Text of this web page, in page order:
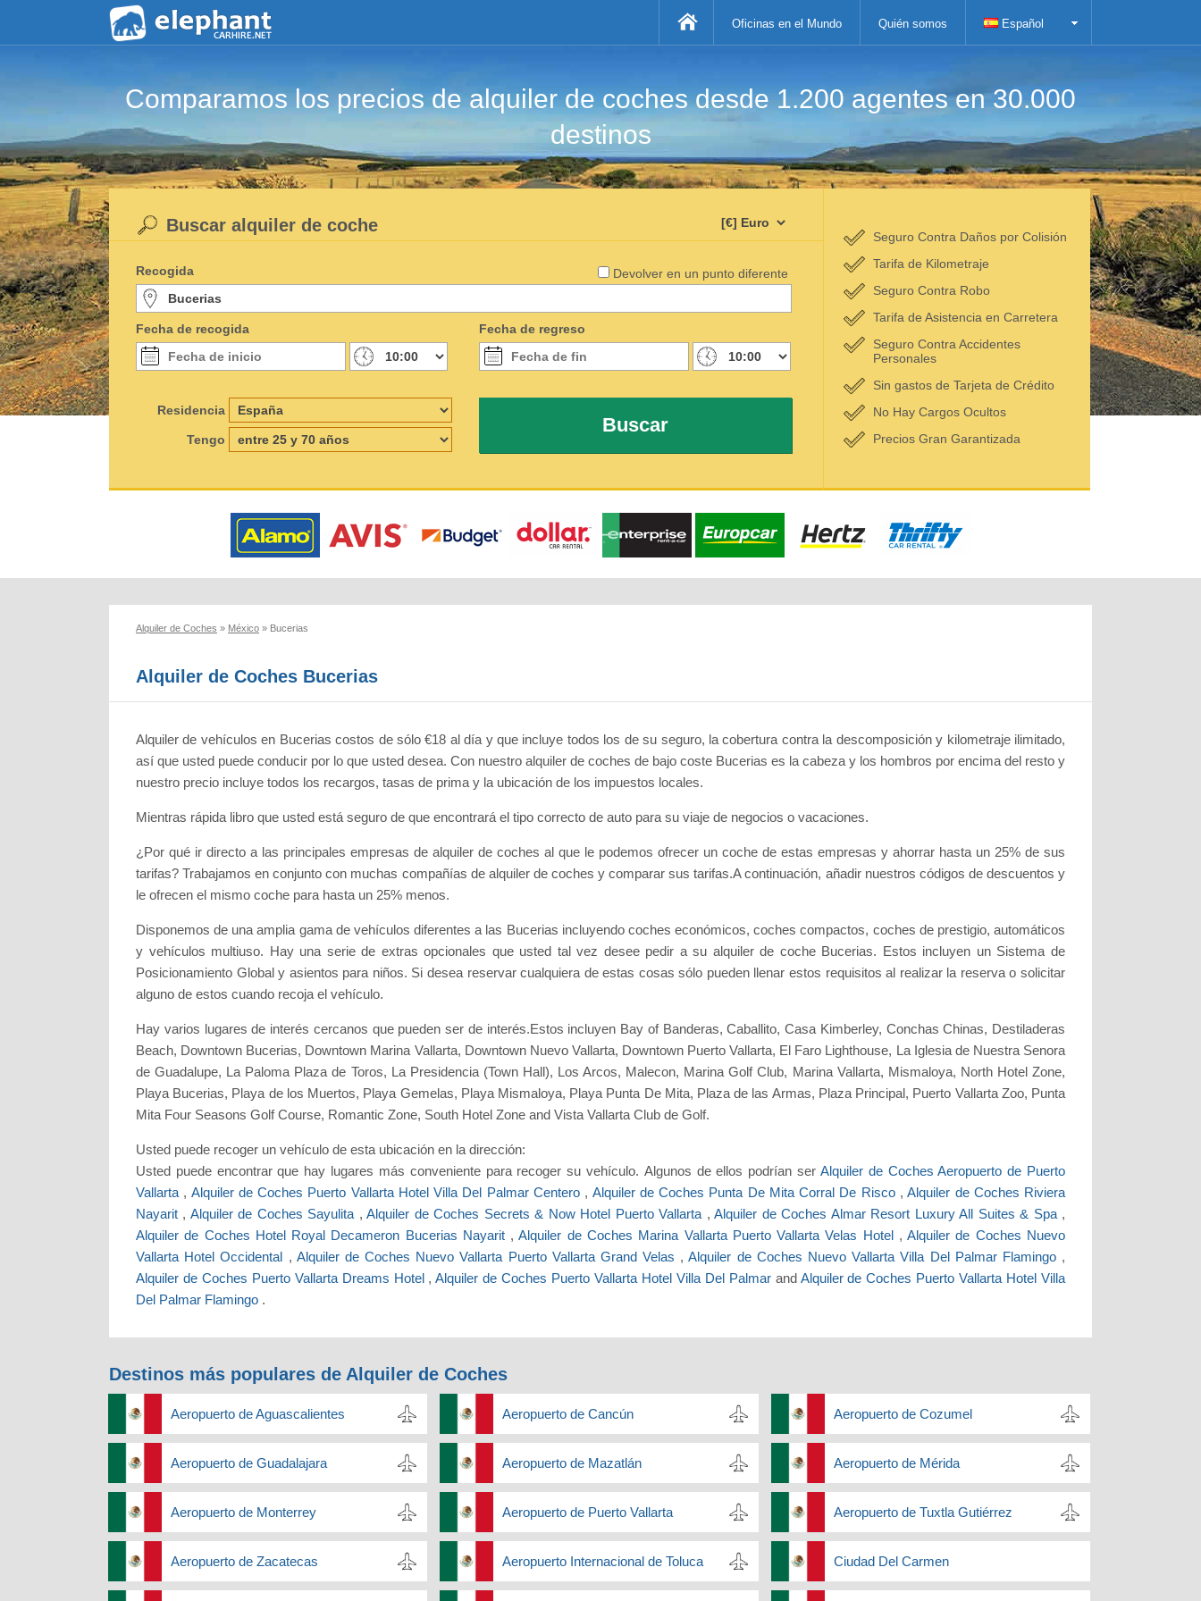
Oficinas en el Mundo Quién somos Español
Comparamos los precios de alquiler de coches desde 1.200 agentes en 30.000
destinos
Devolver en un punto diferente
Buscar alquiler de coche
Recogida
Fecha de recogida Fecha de regreso
Residencia
Tengo
Buscar
Seguro Contra Daños por Colisión
Tarifa de Kilometraje
Seguro Contra Robo
Tarifa de Asistencia en Carretera
Seguro Contra Accidentes
Personales
Sin gastos de Tarjeta de Crédito
No Hay Cargos Ocultos
Precios Gran Garantizada
Alquiler de Coches » México » Bucerias
Alquiler de Coches Bucerias
Alquiler de vehículos en Bucerias costos de sólo €18 al día y que incluye todos los de su seguro, la cobertura contra la descomposición y kilometraje ilimitado,
así que usted puede conducir por lo que usted desea. Con nuestro alquiler de coches de bajo coste Bucerias es la cabeza y los hombros por encima del resto y
nuestro precio incluye todos los recargos, tasas de prima y la ubicación de los impuestos locales.
Mientras rápida libro que usted está seguro de que encontrará el tipo correcto de auto para su viaje de negocios o vacaciones.
¿Por qué ir directo a las principales empresas de alquiler de coches al que le podemos ofrecer un coche de estas empresas y ahorrar hasta un 25% de sus
tarifas? Trabajamos en conjunto con muchas compañías de alquiler de coches y comparar sus tarifas.A continuación, añadir nuestros códigos de descuentos y
le ofrecen el mismo coche para hasta un 25% menos.
Disponemos de una amplia gama de vehículos diferentes a las Bucerias incluyendo coches económicos, coches compactos, coches de prestigio, automáticos
y vehículos multiuso. Hay una serie de extras opcionales que usted tal vez desee pedir a su alquiler de coche Bucerias. Estos incluyen un Sistema de
Posicionamiento Global y asientos para niños. Si desea reservar cualquiera de estas cosas sólo pueden llenar estos requisitos al realizar la reserva o solicitar
alguno de estos cuando recoja el vehículo.
Hay varios lugares de interés cercanos que pueden ser de interés.Estos incluyen Bay of Banderas, Caballito, Casa Kimberley, Conchas Chinas, Destiladeras
Beach, Downtown Bucerias, Downtown Marina Vallarta, Downtown Nuevo Vallarta, Downtown Puerto Vallarta, El Faro Lighthouse, La Iglesia de Nuestra Senora
de Guadalupe, La Paloma Plaza de Toros, La Presidencia (Town Hall), Los Arcos, Malecon, Marina Golf Club, Marina Vallarta, Mismaloya, North Hotel Zone,
Playa Bucerias, Playa de los Muertos, Playa Gemelas, Playa Mismaloya, Playa Punta De Mita, Plaza de las Armas, Plaza Principal, Puerto Vallarta Zoo, Punta
Mita Four Seasons Golf Course, Romantic Zone, South Hotel Zone and Vista Vallarta Club de Golf.
Usted puede recoger un vehículo de esta ubicación en la dirección:
Usted puede encontrar que hay lugares más conveniente para recoger su vehículo. Algunos de ellos podrían ser Alquiler de Coches Aeropuerto de Puerto
Vallarta , Alquiler de Coches Puerto Vallarta Hotel Villa Del Palmar Centero , Alquiler de Coches Punta De Mita Corral De Risco ,Alquiler de Coches Riviera
Nayarit , Alquiler de Coches Sayulita ,Alquiler de Coches Secrets & Now Hotel Puerto Vallarta ,Alquiler de Coches Almar Resort Luxury All Suites & Spa ,
Alquiler de Coches Hotel Royal Decameron Bucerias Nayarit ,Alquiler de Coches Marina Vallarta Puerto Vallarta Velas Hotel ,Alquiler de Coches Nuevo
Vallarta Hotel Occidental , Alquiler de Coches Nuevo Vallarta Puerto Vallarta Grand Velas ,Alquiler de Coches Nuevo Vallarta Villa Del Palmar Flamingo ,
Alquiler de Coches Puerto Vallarta Dreams Hotel ,Alquiler de Coches Puerto Vallarta Hotel Villa Del Palmar and Alquiler de Coches Puerto Vallarta Hotel Villa
Del Palmar Flamingo .
Destinos más populares de Alquiler de Coches
Aeropuerto de Aguascalientes Aeropuerto de Cancún Aeropuerto de Cozumel
Aeropuerto de Guadalajara Aeropuerto de Mazatlán Aeropuerto de Mérida
Aeropuerto de Monterrey Aeropuerto de Puerto Vallarta Aeropuerto de Tuxtla Gutiérrez
Aeropuerto de Zacatecas Aeropuerto Internacional de Toluca Ciudad Del Carmen